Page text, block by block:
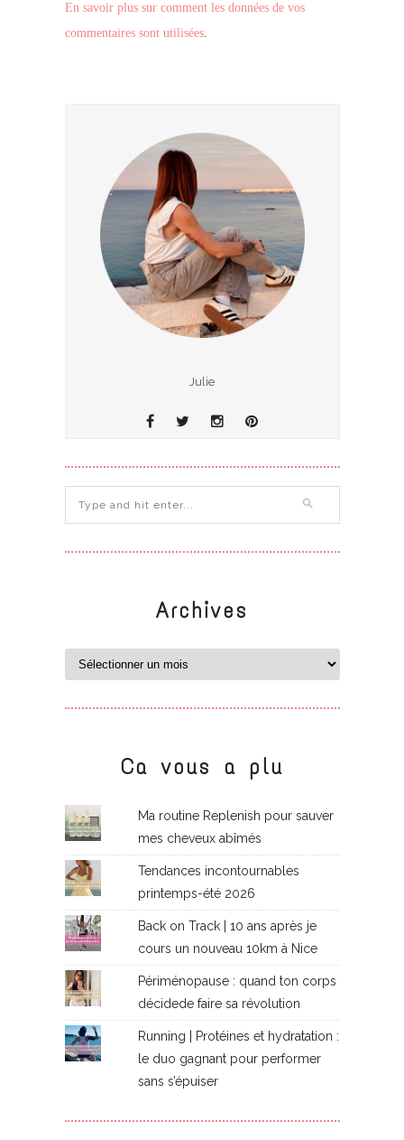
En savoir plus sur comment les données de vos
commentaires sont utilisées.
Julie
Archives
Ca vous a plu
Ma routine Replenish pour sauver
mes cheveux abîmés
Tendances incontournables
printemps-été 2026
Back on Track | 10 ans après je
cours un nouveau 10km à Nice
Périménopause : quand ton corps
décidede faire sa révolution
Running | Protéines et hydratation :
le duo gagnant pour performer
sans s’épuiser